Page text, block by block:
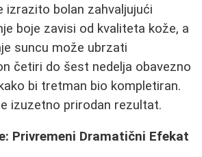
izrazito bolan zahvaljujući
boje zavisi od kvaliteta kože, a
suncu može ubrzati
četiri do šest nedelja obavezno
bi tretman bio kompletiran.
izuzetno prirodan rezultat.
Privremeni Dramatični Efekat